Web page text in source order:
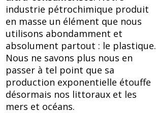
industrie pétrochimique produit
en masse un élément que nous
utilisons abondamment et
absolument partout : le plastique.
Nous ne savons plus nous en
passer à tel point que sa
production exponentielle étouffe
désormais nos littoraux et les
mers et océans.